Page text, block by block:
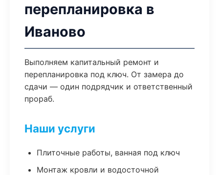
перепланировка в
Иваново
Выполняем капитальный ремонт и
перепланировка под ключ. От замера до
сдачи — один подрядчик и ответственный
прораб.
Наши услуги
Плиточные работы, ванная под ключ
Монтаж кровли и водосточной